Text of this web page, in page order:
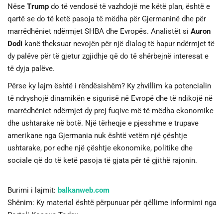
Nëse Trump do të vendosë të vazhdojë me këtë plan, është e
qartë se do të ketë pasoja të mëdha për Gjermaninë dhe për
marrëdhëniet ndërmjet SHBA dhe Evropës. Analistët si Auron
Dodi kanë theksuar nevojën për një dialog të hapur ndërmjet të
dy palëve për të gjetur zgjidhje që do të shërbejnë interesat e
të dyja palëve.
Përse ky lajm është i rëndësishëm? Ky zhvillim ka potencialin
të ndryshojë dinamikën e sigurisë në Evropë dhe të ndikojë në
marrëdhëniet ndërmjet dy prej fuqive më të mëdha ekonomike
dhe ushtarake në botë. Një tërheqje e pjesshme e trupave
amerikane nga Gjermania nuk është vetëm një çështje
ushtarake, por edhe një çështje ekonomike, politike dhe
sociale që do të ketë pasoja të gjata për të gjithë rajonin.
Burimi i lajmit: balkanweb.com
Shënim: Ky material është përpunuar për qëllime informimi nga